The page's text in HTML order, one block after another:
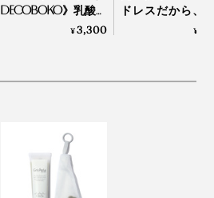
DECOBOKO》乳酸パ
ワーで抗菌・防臭、
¥3,300
ドレスだから、
呂場でも、出張
¥